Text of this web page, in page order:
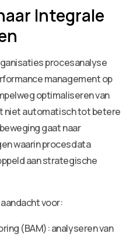
Integrale
procesanalyse
management op
optimaliseren van
niet automatisch tot betere
gaat naar
waarin procesdata
aan strategische
voor:
(BAM): analyseren van